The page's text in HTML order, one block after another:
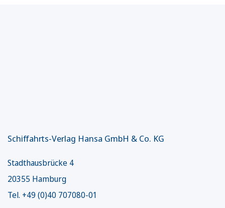
Schiffahrts-Verlag Hansa GmbH & Co. KG
Stadthausbrücke 4
20355 Hamburg
Tel. +49 (0)40 707080-01